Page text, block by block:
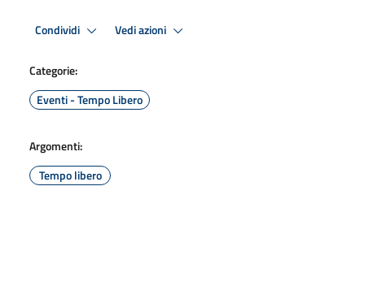
Condividi Vedi azioni
Categorie:
Eventi - Tempo Libero
Argomenti:
Tempo libero